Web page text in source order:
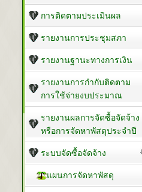
การติดตามประเมินผล
รายงานการประชุมสภา
รายงานฐานะทางการเงิน
รายงานการกำกับติดตาม
การใช้จ่ายงบประมาณ
รายงานผลการจัดซื้อจัดจ้าง
หรือการจัดหาพัสดุประจำปี
ระบบจัดซื้อจัดจ้าง
แผนการจัดหาพัสดุ